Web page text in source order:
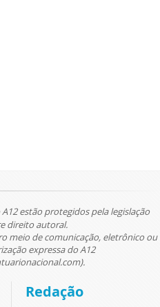
estão protegidos pela legislação
direito autoral.
meio de comunicação, eletrônico ou
expressa do A12
Redação